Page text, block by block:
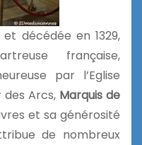
décédée en 1329,
française,
par l’Eglise
des Arcs, Marquis de
et sa générosité
de nombreux